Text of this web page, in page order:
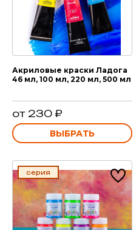
Акриловые краски Ладога
46 мл, 100 мл, 220 мл, 500 мл
от 230 ₽
ВЫБРАТЬ
серия